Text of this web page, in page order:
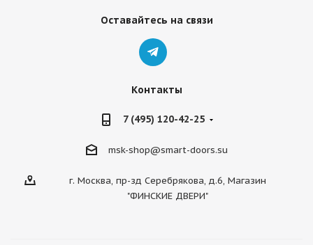
Оставайтесь на связи
Контакты
7 (495) 120-42-25
msk-shop@smart-doors.su
г. Москва, пр-зд Серебрякова, д.6, Магазин
"ФИНСКИЕ ДВЕРИ"